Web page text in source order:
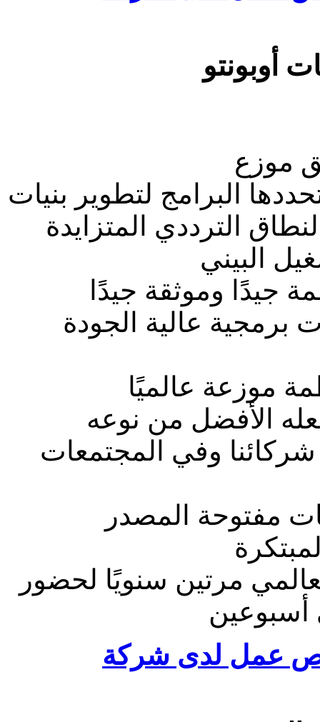
موزع
البرامج لتطوير بنيات
الترددي المتزايدة
البيني
جيدًا وموثقة جيدًا
برمجية عالية الجودة
موزعة عالميًا
الأفضل من نوعه
شركائنا وفي المجتمعات
مفتوحة المصدر
مرتين سنويًا لحضور
أسبوعين
عمل لدى شركة